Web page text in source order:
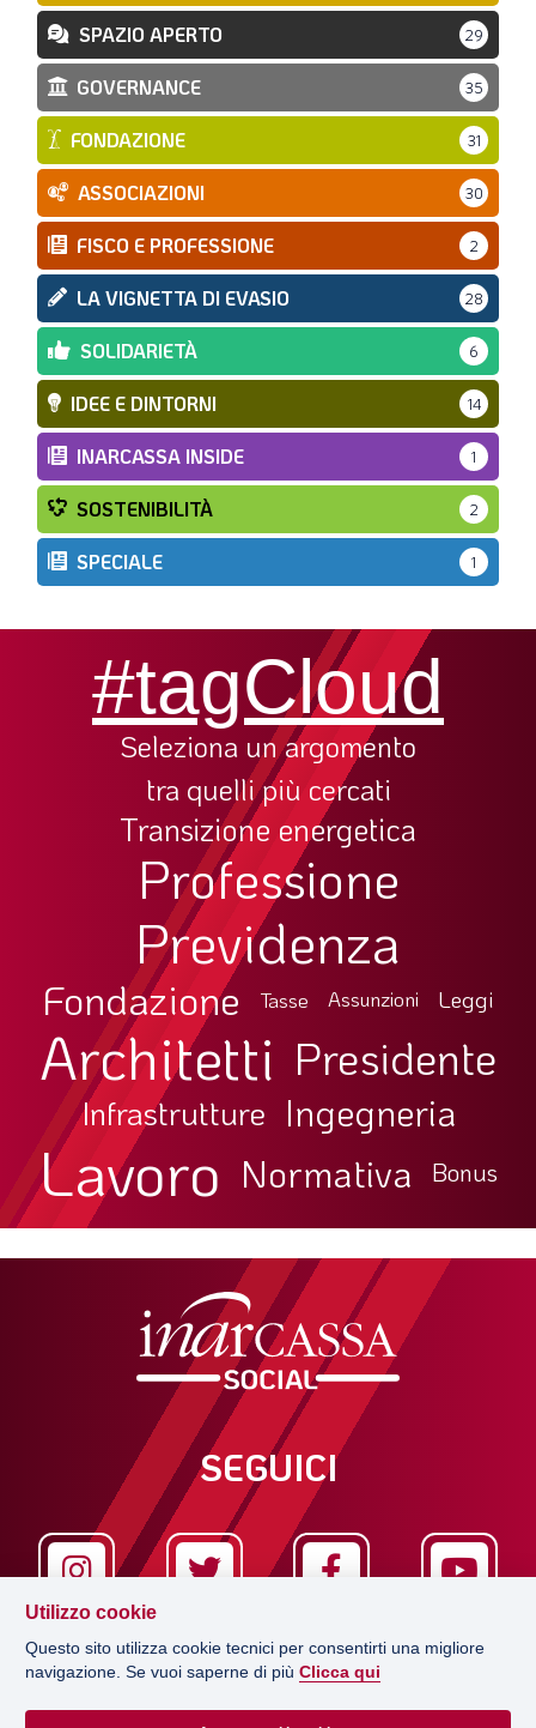
SPAZIO APERTO 29
GOVERNANCE 35
FONDAZIONE 31
ASSOCIAZIONI 30
FISCO E PROFESSIONE 2
LA VIGNETTA DI EVASIO 28
SOLIDARIETÀ 6
IDEE E DINTORNI 14
INARCASSA INSIDE 1
SOSTENIBILITÀ 2
SPECIALE 1
#tagCloud
Seleziona un argomento
tra quelli più cercati
Transizione energetica
Professione
Previdenza
Fondazione Tasse Assunzioni Leggi
Architetti Presidente
Infrastrutture Ingegneria
Lavoro Normativa Bonus
SEGUICI
Utilizzo cookie
Questo sito utilizza cookie tecnici per consentirti una migliore
navigazione. Se vuoi saperne di più Clicca qui